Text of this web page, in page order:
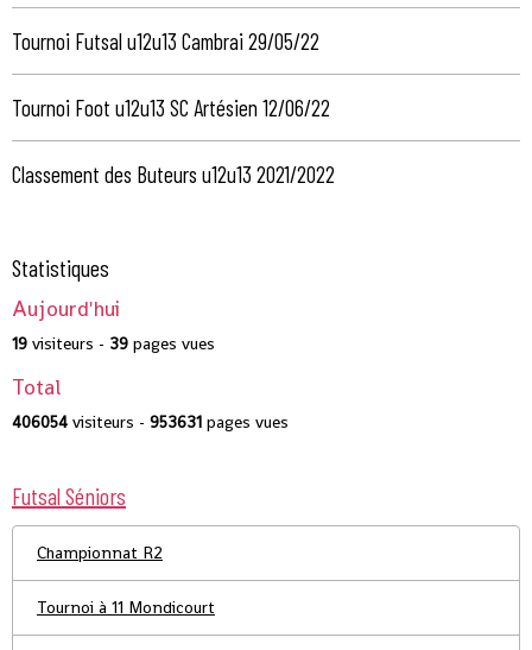
Tournoi Futsal u12u13 Cambrai 29/05/22
Tournoi Foot u12u13 SC Artésien 12/06/22
Classement des Buteurs u12u13 2021/2022
Statistiques
Aujourd'hui
19 visiteurs - 39 pages vues
Total
406054 visiteurs - 953631 pages vues
Futsal Séniors
Championnat R2
Tournoi à 11 Mondicourt